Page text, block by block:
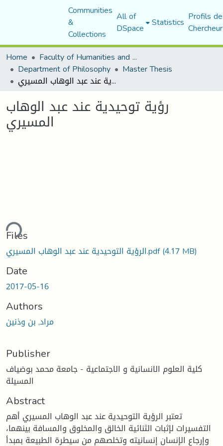
Communities
&
Collections
All of
DSpace Statistics Profils
Home
Faculty of Humanities and Social Sciences
Department of Philosophy Master Thesis
رؤية توحيدية عند عبد الوهاب المسيري
رؤية توحيدية عند عبد الوهاب
المسيري
Files
الرؤية التوحيدية عند عبد الوهاب المسيري.pdf(4.17 MB)
Date
2017-05-16
Authors
مراد, بن وذنين
Publisher
كلية العلوم الانسانية و الاجتماعية - جامعة محمد بوضياف
المسيلة
Abstract
تعتبر الرؤية التوحيدية عند عبد الوهاب المسيري أهم
التفسيرات لإثبات الثنائية الخالق والمخلوق والمسافة بينهما،
وإرجاع الإنسان إنسانيته وتخلصهم من سيطرة الطبيعة بمبدأ